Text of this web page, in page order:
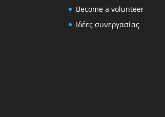
Become a volunteer
Ιδέες συνεργασίας